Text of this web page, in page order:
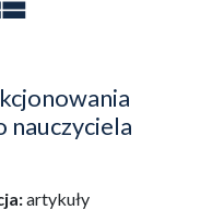
nauczyciela
artykuły